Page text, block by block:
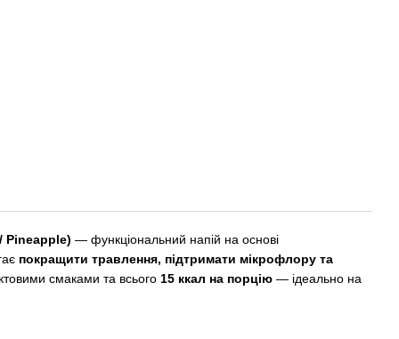
Pineapple) — функціональний напій на основі
покращити травлення, підтримати мікрофлору та
смаками та всього 15 ккал на порцію — ідеально на